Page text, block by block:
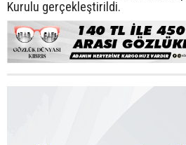
Kurulu gerçekleştirildi.